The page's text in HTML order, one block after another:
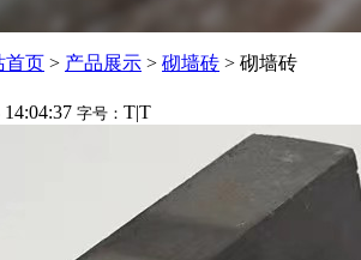
首页 > 产品展示 > 砌墙砖 > 砌墙砖
14:04:37 字号： T|T